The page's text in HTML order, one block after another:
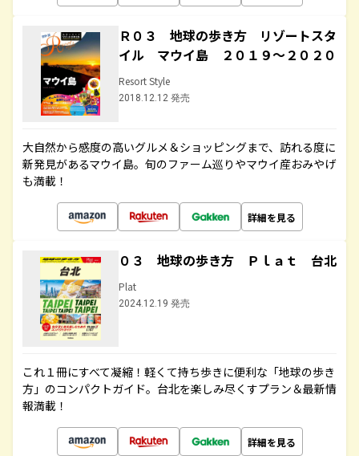
Ｒ０３ 地球の歩き方 リゾートスタ
イル マウイ島 ２０１９～２０２０
Resort Style
2018.12.12 発売
大自然から感度の高いグルメ＆ショッピングまで、訪れる度に
新発見があるマウイ島。旬のファーム巡りやマウイ産おみやげ
も満載！
詳細を見る
０３ 地球の歩き方 Ｐｌａｔ 台北
Plat
2024.12.19 発売
これ１冊にすべて凝縮！軽くて持ち歩きに便利な「地球の歩き
方」のコンパクトガイド。台北を楽しみ尽くすプラン＆最新情
報満載！
詳細を見る